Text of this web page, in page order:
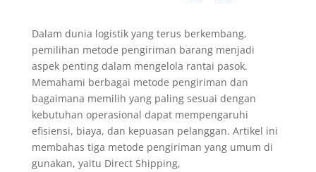
Dalam dunia logistik yang terus berkembang,
pemilihan metode pengiriman barang menjadi
aspek penting dalam mengelola rantai pasok.
Memahami berbagai metode pengiriman dan
bagaimana memilih yang paling sesuai dengan
kebutuhan operasional dapat mempengaruhi
efisiensi, biaya, dan kepuasan pelanggan. Artikel ini
membahas tiga metode pengiriman yang umum di
gunakan, yaitu Direct Shipping,